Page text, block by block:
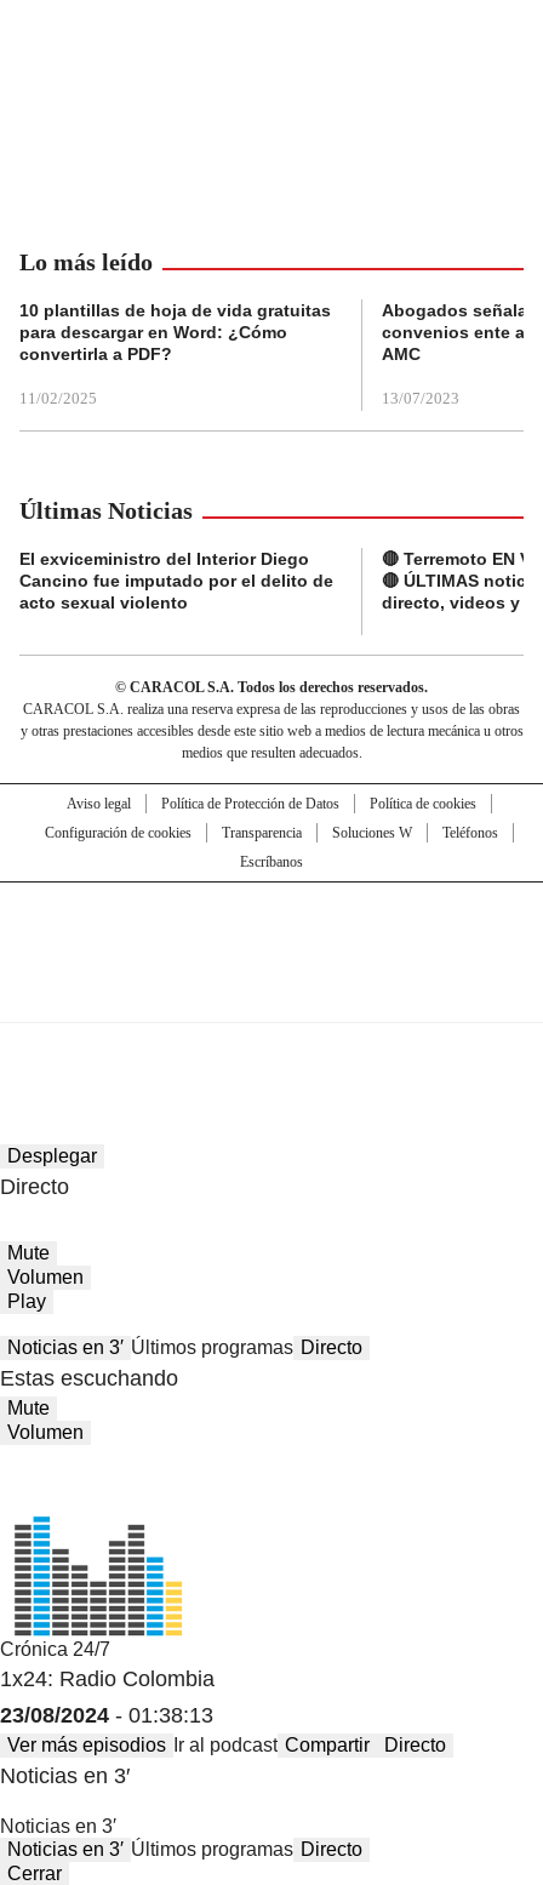
Lo más leído
10 plantillas de hoja de vida gratuitas
para descargar en Word: ¿Cómo
convertirla a PDF?
11/02/2025
Abogados
convenios ente
AMC
13/07/2023
Últimas Noticias
El exviceministro del Interior Diego
Cancino fue imputado por el delito de
acto sexual violento
🔴 Terremoto EN
🔴 ÚLTIMAS
directo, videos y
© CARACOL S.A. Todos los derechos reservados.
CARACOL S.A. realiza una reserva expresa de las reproducciones y usos de las obras
y otras prestaciones accesibles desde este sitio web a medios de lectura mecánica u otros
medios que resulten adecuados.
Aviso legal Política de Protección de Datos
Política de cookies
Configuración de cookies
Transparencia Soluciones W
Teléfonos
Escríbanos
Desplegar
Directo
Mute
Volumen
Play
Noticias en 3′ Últimos programas Directo
Estas escuchando
Mute
Volumen
Crónica 24/7
1x24: Radio Colombia
23/08/2024 - 01:38:13
Ver más episodios Ir al podcast Compartir Directo
Noticias en 3′
Noticias en 3′
Noticias en 3′ Últimos programas Directo
Cerrar